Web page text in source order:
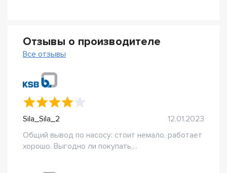
Отзывы о производителе
Все отзывы
Sila_Sila_2
12.01.2023
Общий вывод по насосу: стоит немало, работает
хорошо. Выгодно ли покупать,...